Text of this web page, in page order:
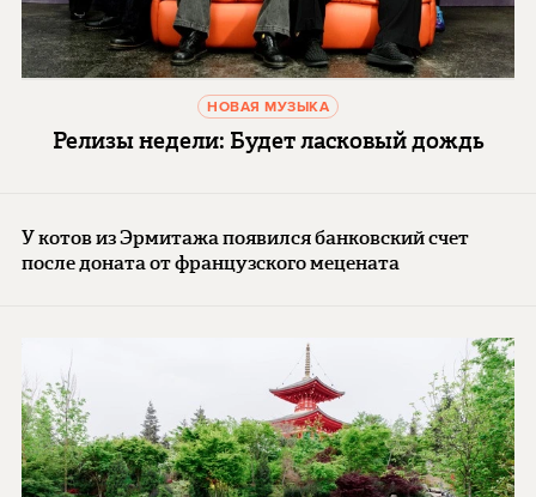
НОВАЯ МУЗЫКА
Релизы недели: Будет ласковый дождь
У котов из Эрмитажа появился банковский счет
после доната от французского мецената